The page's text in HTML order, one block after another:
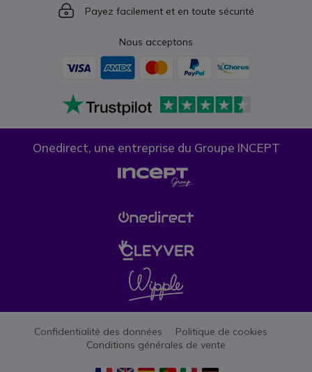
Icon
Payez facilement et en toute sécurité
Nous acceptons
Onedirect, une entreprise du Groupe INCEPT
Confidentialité des données
Politique de cookies
Conditions générales de vente